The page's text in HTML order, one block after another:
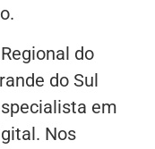
do
do Sul
em
Nos